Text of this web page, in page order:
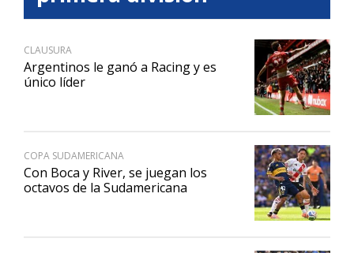
CLAUSURA
Argentinos le ganó a Racing y es
único líder
COPA SUDAMERICANA
Con Boca y River, se juegan los
octavos de la Sudamericana